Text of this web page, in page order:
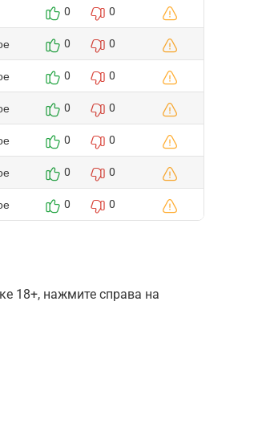
0 0
0 0
0 0
0 0
0 0
0 0
0 0
18+, нажмите справа на